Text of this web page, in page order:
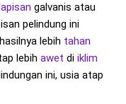
galvanis atau
pelindung ini
lebih tahan
lebih awet di iklim
ini, usia atap